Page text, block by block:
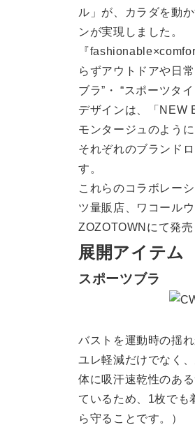
ル」が、カラダを動
ンが実現しました。
『
らずアウトドアや日
ブラ”・ “スポーツタ
デザインは、「NEW
モンタージュのよう
それぞれのブランド
す。
これらのコラボレー
ツ量販店、ワコール
ZOZOTOWNにて発売
展開アイテム
スポーツブラ
バストを運動時の揺
ユレ軽減だけでなく
体に吸汗速乾性のあ
ているため、1枚で
ら守ることです。）